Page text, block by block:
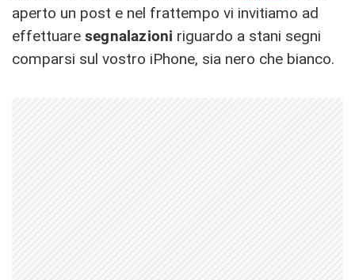
aperto un post e nel frattempo vi invitiamo ad
effettuare segnalazioni riguardo a stani segni
comparsi sul vostro iPhone, sia nero che bianco.